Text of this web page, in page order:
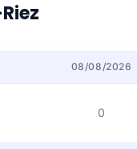
08/08/2026
0